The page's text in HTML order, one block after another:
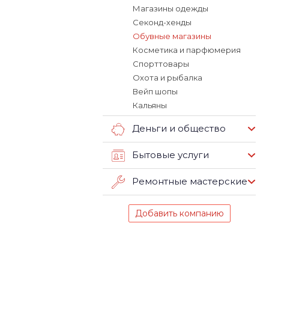
Магазины одежды
Секонд-хенды
Обувные магазины
Косметика и парфюмерия
Спорттовары
Охота и рыбалка
Вейп шопы
Кальяны
Деньги и общество
Бытовые услуги
Ремонтные мастерские
Добавить компанию